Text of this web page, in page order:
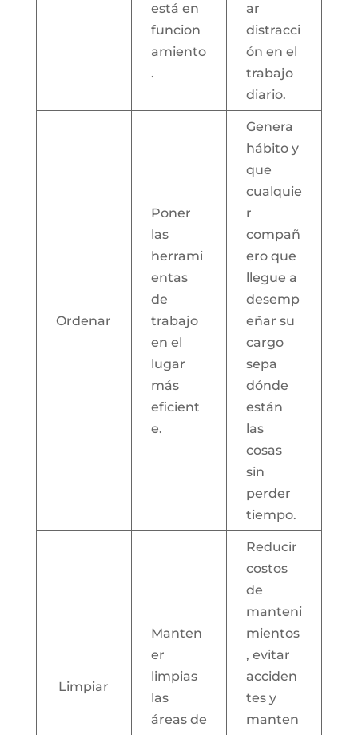
está en
funcion
amiento
.
ar
distracci
ón en el
trabajo
diario.
Ordenar
Poner
las
herrami
entas
de
trabajo
en el
lugar
más
eficient
e.
Genera
hábito y
que
cualquie
r
compañ
ero que
llegue a
desemp
eñar su
cargo
sepa
dónde
están
las
cosas
sin
perder
tiempo.
Limpiar
Manten
er
limpias
las
áreas de
Reducir
costos
de
manteni
mientos
, evitar
acciden
tes y
manten